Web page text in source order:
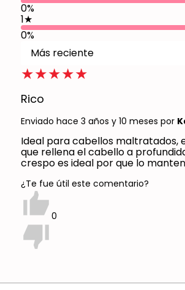
0%
1★
0%
Más reciente
★★★★★
Rico
Enviado hace 3 años y 10 meses por
Ideal para cabellos maltratados,
que rellena el cabello a
crespo es ideal por que lo
¿Te fue útil este comentario?
0